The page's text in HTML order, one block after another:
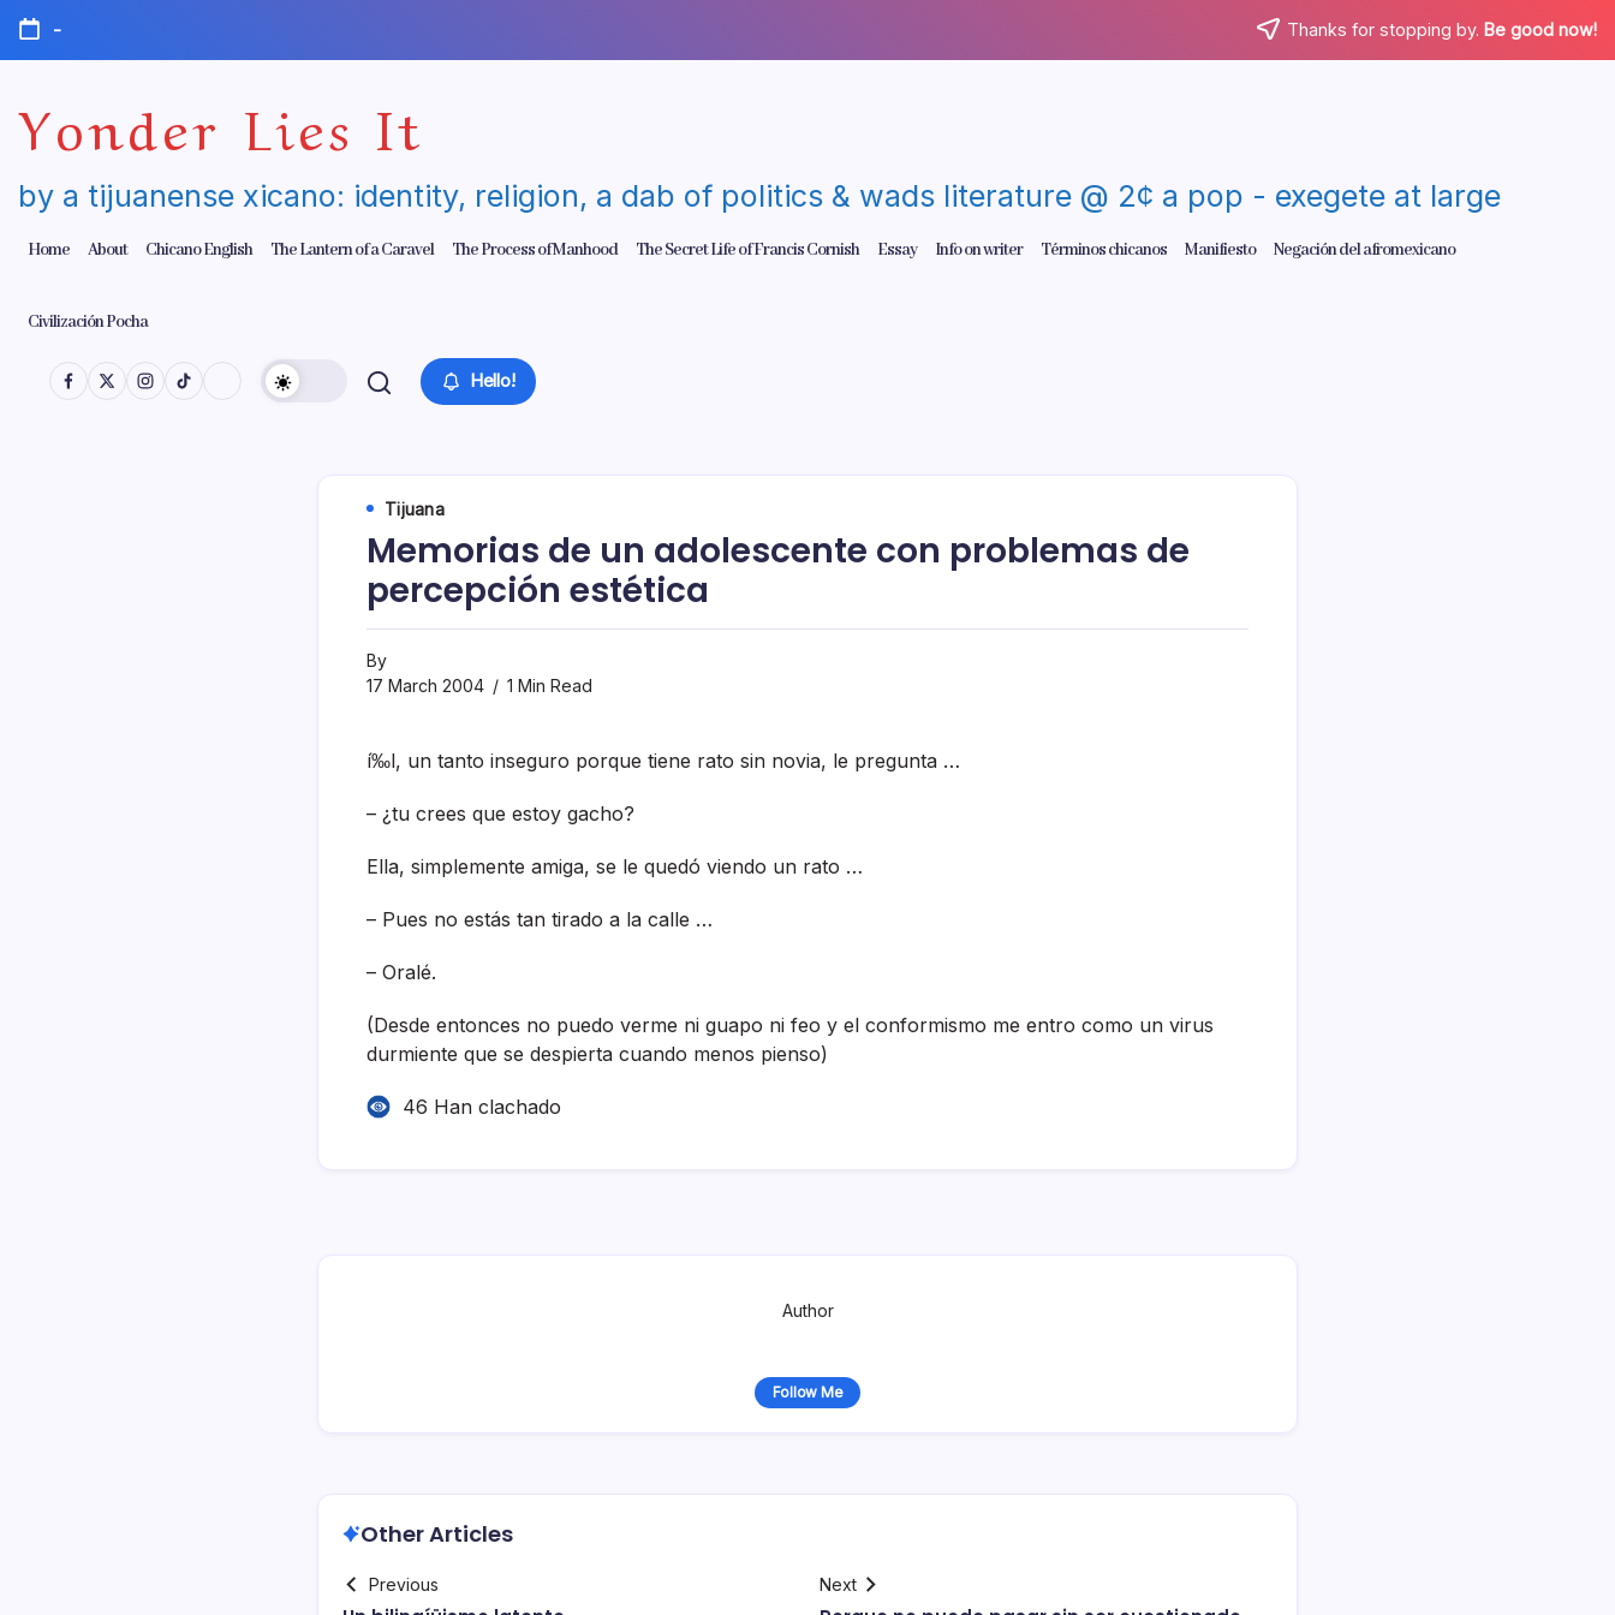
Skip
content
- Thanks for stopping by. Be good now!
Yonder Lies It
by a tijuanense xicano: identity, religion, a dab of politics & wads literature @ 2¢ a pop - exegete at large
Home About Chicano English The Lantern of a Caravel The Process of Manhood The Secret Life of Francis Cornish Essay Info on writer Términos chicanos Manifiesto Negación del afromexicano
Civilización Pocha
Hello!
Tijuana
Memorias de un adolescente con problemas de
percepción estética
By
17 March 2004
1 Min Read
í‰l, un tanto inseguro porque tiene rato sin novia, le pregunta …
– ¿tu crees que estoy gacho?
Ella, simplemente amiga, se le quedó viendo un rato …
– Pues no estás tan tirado a la calle …
– Oralé.
(Desde entonces no puedo verme ni guapo ni feo y el conformismo me entro como un virus
durmiente que se despierta cuando menos pienso)
46 Han clachado
Author
Follow Me
Other Articles
Previous Next